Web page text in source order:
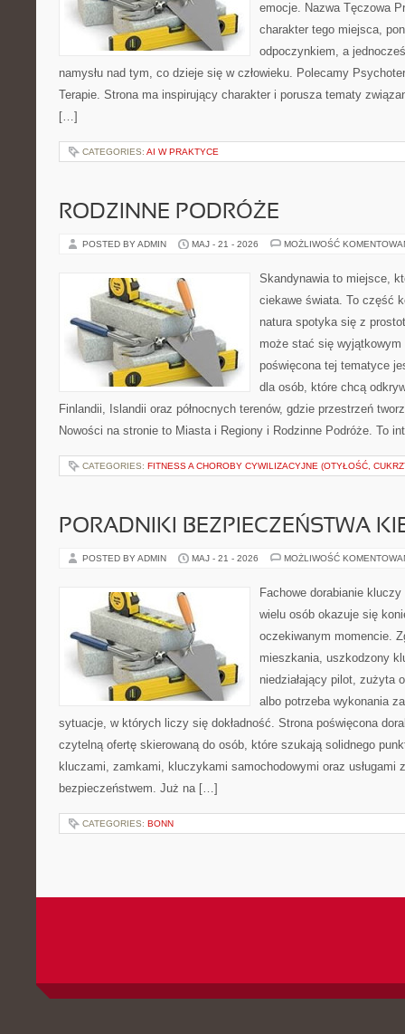
emocje. Nazwa Tęczowa
charakter tego miejsca,
odpoczynkiem, a
namysłu nad tym, co dzieje się w człowieku. Polecamy
Terapie. Strona ma inspirujący charakter i porusza tematy
[…]
CATEGORIES: AI W PRAKTYCE
RODZINNE PODRÓŻE
POSTED BY ADMIN MAJ - 21 - 2026 MOŻLIWOŚĆ
Skandynawia to miejsce,
ciekawe świata. To część
natura spotyka się z
może stać się
poświęcona tej tematyce
dla osób, które chcą
Finlandii, Islandii oraz północnych terenów, gdzie przestrzeń
Nowości na stronie to Miasta i Regiony i Rodzinne Podróże. To
CATEGORIES: FITNESS A CHOROBY CYWILIZACYJNE (OTYŁOŚĆ,
PORADNIKI BEZPIECZEŃSTWA
POSTED BY ADMIN MAJ - 21 - 2026 MOŻLIWOŚĆ
Fachowe dorabianie
wielu osób okazuje się
oczekiwanym momencie.
mieszkania, uszkodzony
niedziałający pilot, zużyta
albo potrzeba wykonania
sytuacje, w których liczy się dokładność. Strona poświęcona
czytelną ofertę skierowaną do osób, które szukają solidnego
kluczami, zamkami, kluczykami samochodowymi oraz usługami
bezpieczeństwem. Już na […]
CATEGORIES: BONN